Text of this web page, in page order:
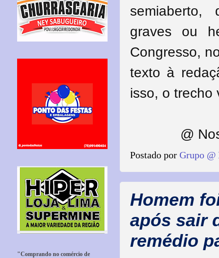
graves ou
Congresso,
texto à
isso, o trecho
@
Postado por Grupo @
Homem
após sair
remédio
"Comprando no comércio de